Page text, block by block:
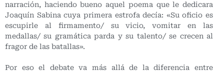
narración, haciendo bueno aquel poema que le dedicara
Joaquín Sabina cuya primera estrofa decía: «Su oficio es
escupirle al firmamento/ su vicio, vomitar en las
medallas/ su gramática parda y su talento/ se crecen al
fragor de las batallas».
Por eso el debate va más allá de la diferencia entre